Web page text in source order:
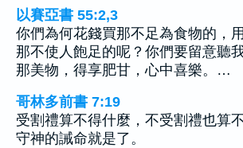
以賽亞書 55:2,3
你們為何花錢買那不足為食物的，
那不使人飽足的呢？你們要留意聽
那美物，得享肥甘，心中喜樂。…
哥林多前書 7:19
受割禮算不得什麼，不受割禮也算
守神的誡命就是了。